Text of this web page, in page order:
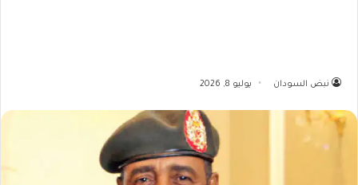
نبض السودان يوليو 8, 2026